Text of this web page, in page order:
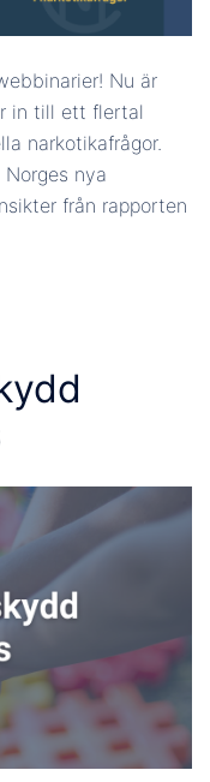
Nu är
in till ett flertal
narkotikafrågor.
nya
från rapporten